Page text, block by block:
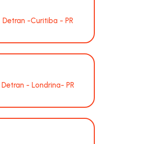
Detran -Curitiba - PR
Detran - Londrina- PR